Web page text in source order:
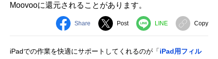
Moovooに還元されることがあります。
Share Post LINE Copy
iPadでの作業を快適にサポートしてくれるのが「iPad用フィル